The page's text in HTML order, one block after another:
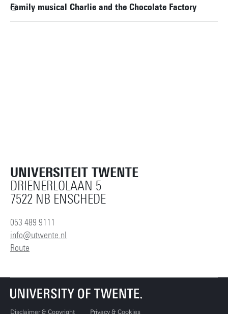
Family musical Charlie and the Chocolate Factory
UNIVERSITEIT TWENTE
DRIENERLOLAAN 5
7522 NB ENSCHEDE
053 489 9111
info@utwente.nl
Route
Disclaimer & Copyright Privacy & Cookies